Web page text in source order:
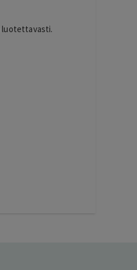
luotettavasti.